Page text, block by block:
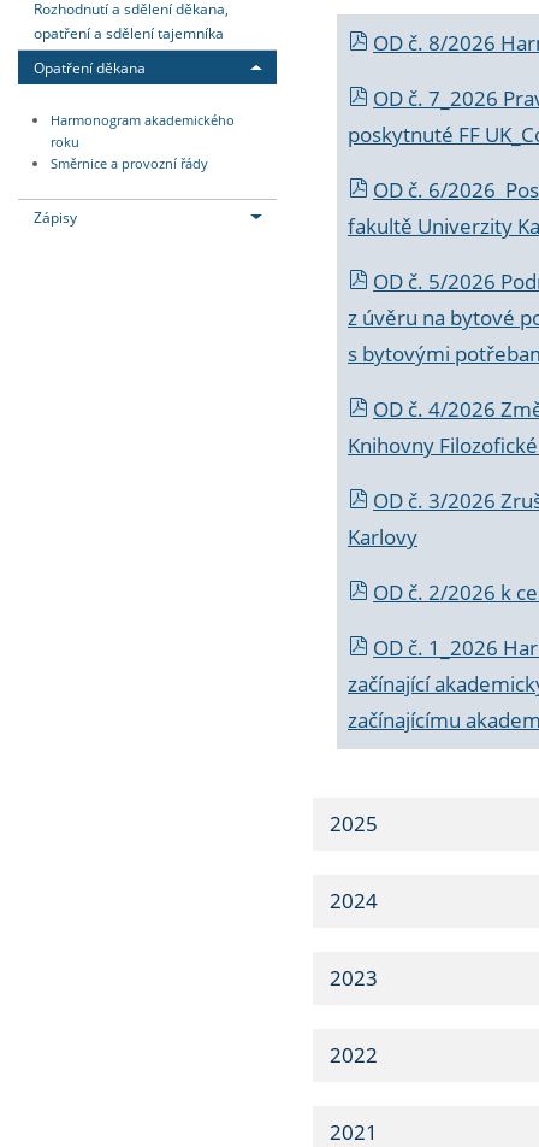
Rozhodnutí a sdělení děkana,
opatření a sdělení tajemníka
Opatření děkana
Harmonogram akademického
roku
Směrnice a provozní řády
Zápisy
OD č. 8/2026
OD č. 7_2026
poskytnuté FF
OD č. 6/2026
fakultě Univerzity
OD č. 5/2026
z úvěru na bytové
s bytovými
OD č. 4/2026
Knihovny
OD č. 3/2026
Karlovy
OD č. 2/2026 k
OD č. 1_2026
začínající
začínajícímu
2025
2024
2023
2022
2021